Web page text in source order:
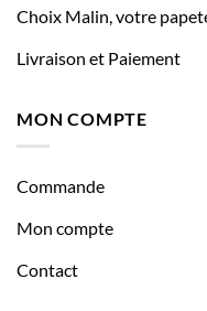
Choix Malin, votre
Livraison et Paiement
MON COMPTE
Commande
Mon compte
Contact